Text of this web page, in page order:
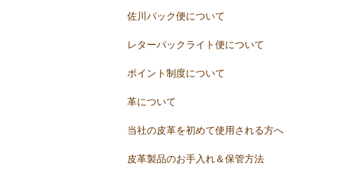
佐川パック便について
レターパックライト便について
ポイント制度について
革について
当社の皮革を初めて使用される方へ
皮革製品のお手入れ＆保管方法